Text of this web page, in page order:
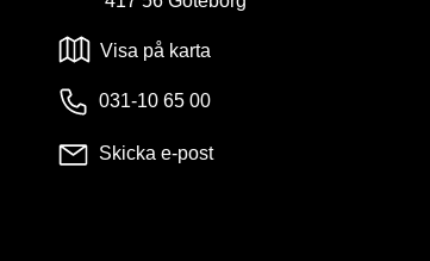
Visa på karta
031-10 65 00
Skicka e-post